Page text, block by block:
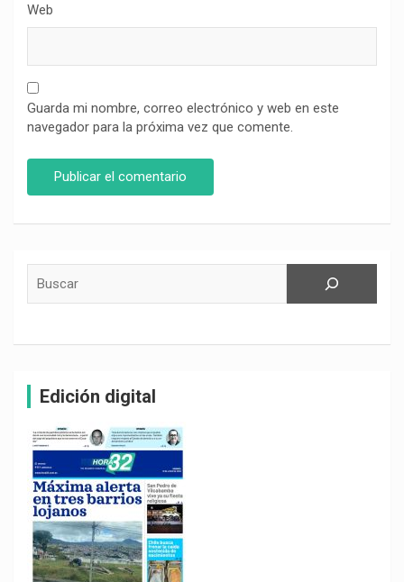
Web
Guarda mi nombre, correo electrónico y web en este
navegador para la próxima vez que comente.
Edición digital